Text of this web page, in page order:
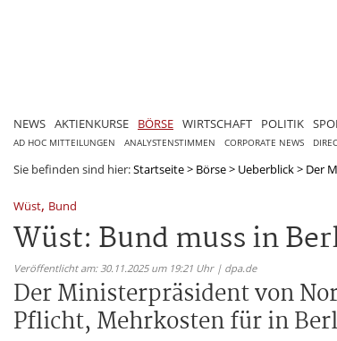
NEWS AKTIENKURSE BÖRSE WIRTSCHAFT POLITIK
AD HOC MITTEILUNGEN ANALYSTENSTIMMEN CORPORATE NEWS
Sie befinden sind hier:Startseite> Börse> Ueberblick> Der
Wüst, Bund
Wüst: Bund muss in
Veröffentlicht am: 30.11.2025 um 19:21 Uhr | dpa.de
Der Ministerpräsident von
Pflicht, Mehrkosten für in